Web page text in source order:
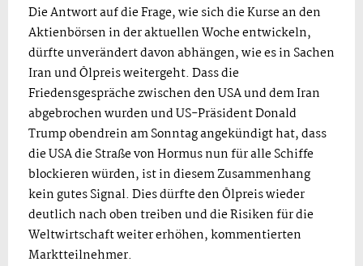
Die Antwort auf die Frage, wie sich die Kurse an den
Aktienbörsen in der aktuellen Woche entwickeln,
dürfte unverändert davon abhängen, wie es in Sachen
Iran und Ölpreis weitergeht. Dass die
Friedensgespräche zwischen den USA und dem Iran
abgebrochen wurden und US-Präsident Donald
Trump obendrein am Sonntag angekündigt hat, dass
die USA die Straße von Hormus nun für alle Schiffe
blockieren würden, ist in diesem Zusammenhang
kein gutes Signal. Dies dürfte den Ölpreis wieder
deutlich nach oben treiben und die Risiken für die
Weltwirtschaft weiter erhöhen, kommentierten
Marktteilnehmer.